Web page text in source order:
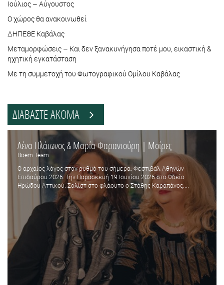
Ιούλιος – Αύγουστος
Ο χώρος θα ανακοινωθεί
ΔΗΠΕΘΕ Καβάλας
Μεταμορφώσεις – Και δεν ξανακυνήγησα ποτέ μου, εικαστική &
ηχητική εγκατάσταση
Με τη συμμετοχή του Φωτογραφικού Ομίλου Καβάλας
ΔΙΑΒΑΣΤΕ ΑΚΟΜΑ
Λένα Πλάτωνος & Μαρία Φαραντούρη | Μοίρες
Boem Team
Ο αρχαίος λόγος στον ρυθμό του σήμερα. Φεστιβάλ Αθηνών
Επιδαύρου 2026. Την Παρασκευή 19 Ιουνίου 2026 στο Ωδείο
Ηρώδου Αττικού. Σολίστ στο φλάουτο ο Στάθης Καραπάνος....